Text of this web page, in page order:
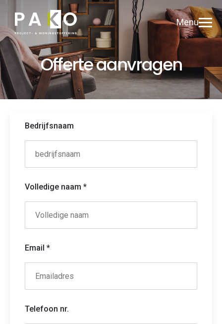
Menu
Offerte aanvragen
Bedrijfsnaam
Volledige naam *
Email *
Telefoon nr.